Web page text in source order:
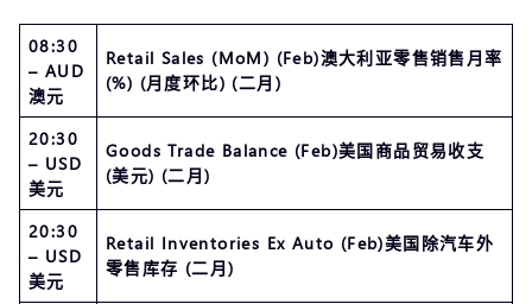
08:30
– AUD
澳元
Retail Sales (MoM) (Feb)澳大利亚零售销售月率
(%) (月度环比) (二月)
20:30
– USD
美元
Goods Trade Balance (Feb)美国商品贸易收支
(美元) (二月)
20:30
– USD
美元
Retail Inventories Ex Auto (Feb)美国除汽车外
零售库存 (二月)